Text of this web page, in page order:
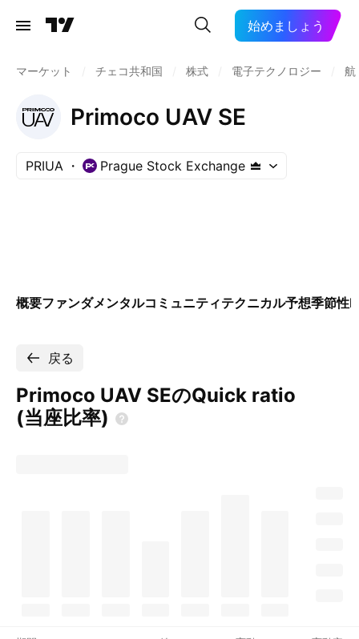
始めましょう
マーケット チェコ共和国 株式 電子テクノロジー 航
Primoco UAV SE
PRIUA Prague Stock Exchange
概要ファンダメンタルコミュニティテクニカル予想季節性
戻る
Primoco UAV SEのQuick ratio
(当座比率)